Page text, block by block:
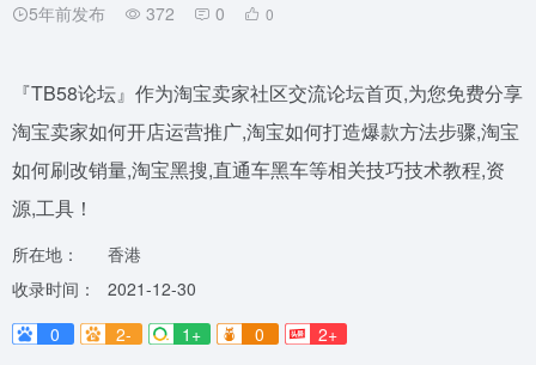
5年前发布 372 0 0
『TB58论坛』作为淘宝卖家社区交流论坛首页,为您免费分享
淘宝卖家如何开店运营推广,淘宝如何打造爆款方法步骤,淘宝
如何刷改销量,淘宝黑搜,直通车黑车等相关技巧技术教程,资
源,工具！
所在地：
香港
收录时间：
2021-12-30
0
2- 1+ 0 2+